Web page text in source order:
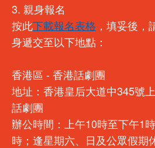
3. 親身報名
按此下載報名表格 ，填妥後
身遞交至以下地點：
香港區 - 香港話劇團
地址：香港皇后大道中345號
話劇團
辦公時間：上午10時至下午1
時；逢星期六、日及公眾假期